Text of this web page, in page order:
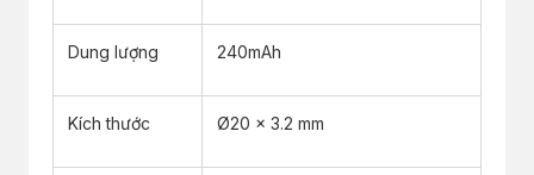
Dung lượng 240mAh
Kích thước Ø20 × 3.2 mm